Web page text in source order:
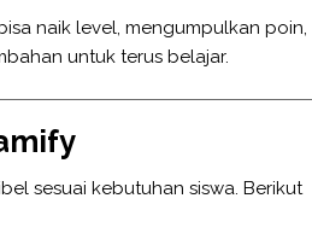
naik level, mengumpulkan poin,
untuk terus belajar.
sesuai kebutuhan siswa. Berikut